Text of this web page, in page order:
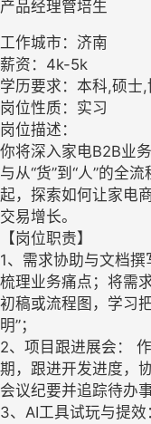
产品经理管培生
工作城市：济南
薪资：4k-5k
学历要求：本科,硕士,
岗位性质：实习
岗位描述：
你将深入家电B2B业
与从“货”到“人”的全
起，探索如何让家电
交易增长。
【岗位职责】
1、需求协助与文档
梳理业务痛点；将需
初稿或流程图，学习
明”；
2、项目跟进展会：
期，跟进开发进度，
会议纪要并追踪待办事
3、AI工具试玩与提